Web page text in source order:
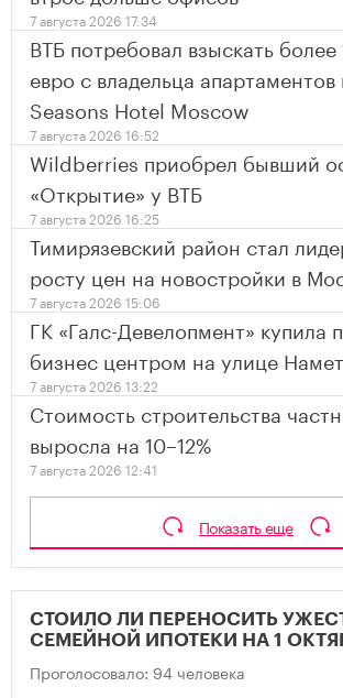
7 августа 2026 17:34
ВТБ потребовал взыскать
евро с владельца апартаментов
Seasons Hotel Moscow
7 августа 2026 16:52
Wildberries приобрел бывший
«Открытие» у ВТБ
7 августа 2026 16:25
Тимирязевский район стал
росту цен на новостройки в
7 августа 2026 15:06
ГК «Галс-Девелопмент» купила
бизнес центром на улице
7 августа 2026 13:22
Стоимость строительства
выросла на 10–12%
7 августа 2026 12:41
Показать еще
СТОИЛО ЛИ ПЕРЕНОСИТЬ
СЕМЕЙНОЙ ИПОТЕКИ НА 1
Проголосовало: 94 человека